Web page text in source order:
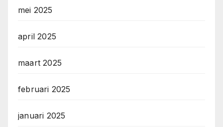
mei 2025
april 2025
maart 2025
februari 2025
januari 2025